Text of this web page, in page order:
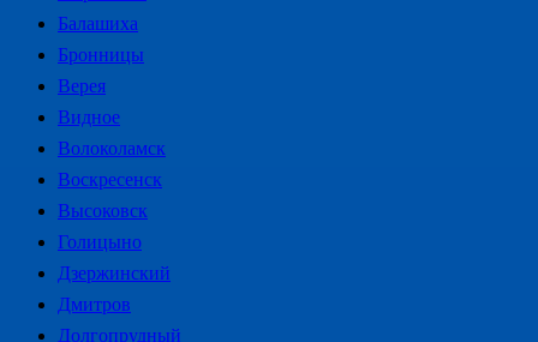
Балашиха
Бронницы
Верея
Видное
Волоколамск
Воскресенск
Высоковск
Голицыно
Дзержинский
Дмитров
Долгопрудный